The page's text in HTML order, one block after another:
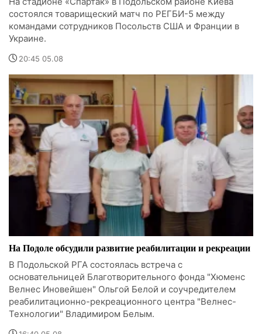
состоялся товарищеский матч по РЕГБИ-5 между
командами сотрудников Посольств США и Франции в
Украине.
20:45 05.08
На Подоле обсудили развитие реабилитации и рекреации
В Подольской РГА состоялась встреча с
основательницей Благотворительного фонда "Хюменс
Велнес Иновейшен" Ольгой Белой и соучредителем
реабилитационно-рекреационного центра "Велнес-
Технологии" Владимиром Белым.